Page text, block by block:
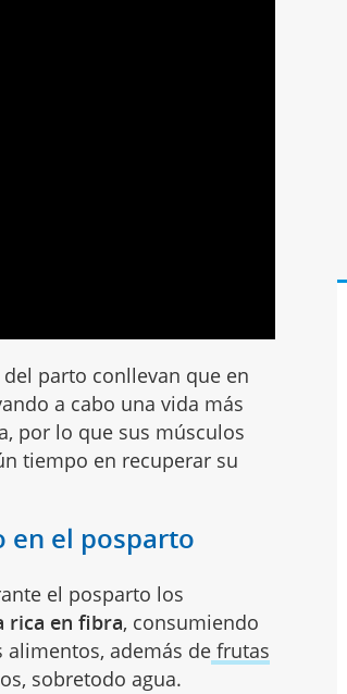
parto conllevan que en
a cabo una vida más
por lo que sus músculos
tiempo en recuperar su
en el posparto
el posparto los
rica en fibra, consumiendo
alimentos, además de frutas
sobretodo agua.